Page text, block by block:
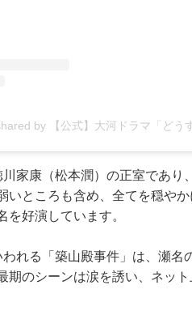
by 【公式】大河ドラマ「どう
家康（松本潤）の正室であり
いところも含め、全てを穏や
好演しています。
れる「築山殿事件」は、瀬名
期のシーンは涙を誘い、ネッ